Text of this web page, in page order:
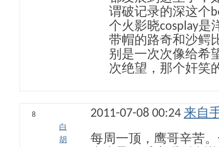
谓破记录的深这个
个火影晓cosplay是
带帽的路奇和沙鳄
别是一次次像给希
次绝望，那个奸笑
8
白
胡
2011-07-08 00:24 来自
每周一顶，鹰哥辛苦